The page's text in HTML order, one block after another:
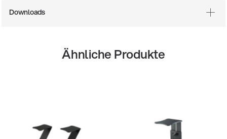
13860-200-25
Downloads
Ähnliche Produkte